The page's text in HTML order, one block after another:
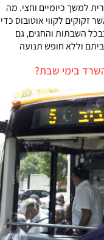
למשך כיומיים וחצי. מה
לקווי אוטובוס כדי
השבתות והחגים, גם
וללא חופש תנועה
בימי שבת?